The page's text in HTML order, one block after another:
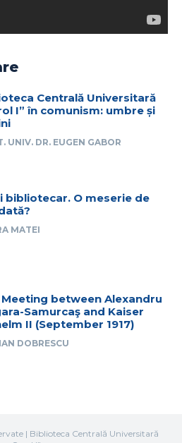
Centrală Universitară
I” în comunism: umbre și
UNIV. DR. EUGEN GABOR
bibliotecar. O meserie de
MATEI
Meeting between Alexandru
Samurcaş and Kaiser
II (September 1917)
DOBRESCU
| Biblioteca Centrală Universitară